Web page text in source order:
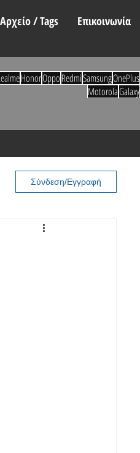
Αρχείο / Tags Επικοινωνία
Σύνδεση/Εγγραφή
HonorOppoRedmiSamsungOnePlus
MotorolaGalaxy